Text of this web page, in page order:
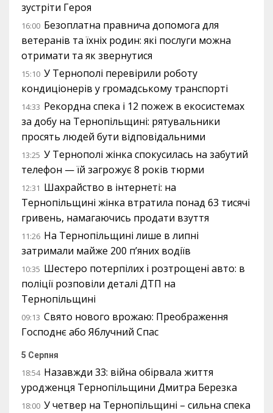
зустріти Героя
16:00 Безоплатна правнича допомога для
ветеранів та їхніх родин: які послуги можна
отримати та як звернутися
15:10 У Тернополі перевірили роботу
кондиціонерів у громадському транспорті
14:33 Рекордна спека і 12 пожеж в екосистемах
за добу на Тернопільщині: рятувальники
просять людей бути відповідальними
13:25 У Тернополі жінка спокусилась на забутий
телефон — їй загрожує 8 років тюрми
12:31 Шахрайство в інтернеті: на
Тернопільщині жінка втратила понад 63 тисячі
гривень, намагаючись продати взуття
11:26 На Тернопільщині лише в липні
затримали майже 200 п’яних водіїв
10:35 Шестеро потерпілих і розтрощені авто: в
поліції розповіли деталі ДТП на
Тернопільщині
09:13 Свято нового врожаю: Преображення
Господнє або Яблучний Спас
5 Серпня
18:54 Назавжди 33: війна обірвала життя
уродженця Тернопільщини Дмитра Березка
18:00 У четвер на Тернопільщині – сильна спека